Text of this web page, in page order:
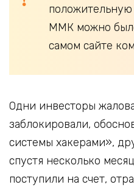
положительную
ММК можно
самом сайте
Одни инвесторы
заблокировали,
системы хакерами»,
спустя несколько
поступили на счет,